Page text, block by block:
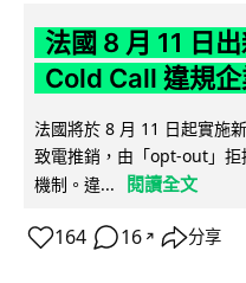
法國 8 月 11 日
Cold Call 違規
法國將於 8 月 11 日起實施
致電推銷，由「opt-out」
機制。違...
閱讀全文
164 16 ↗ 分享